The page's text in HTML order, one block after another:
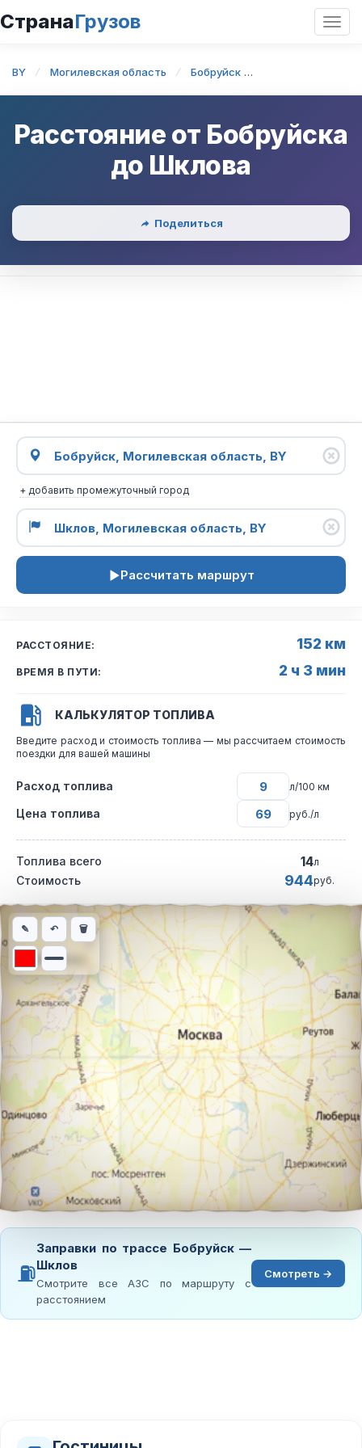
СтранаГрузов
BY Могилевская область Бобруйск
Расстояние от Бобруйска
до Шклова
Поделиться
+ добавить промежуточный город
Рассчитать маршрут
РАССТОЯНИЕ: 152 км
ВРЕМЯ В ПУТИ: 2 ч 3 мин
КАЛЬКУЛЯТОР ТОПЛИВА
Введите расход и стоимость топлива — мы рассчитаем стоимость
поездки для вашей машины
Расход топлива л/100 км
Цена топлива руб./л
Топлива всего 14л
Стоимость 944руб.
Интерактивная карта автомобильного маршрута из города
✎ ↶ 🗑
⛽
Заправки по трассе Бобруйск —
Шклов
Смотрите все АЗС по маршруту с
расстоянием
Смотреть →